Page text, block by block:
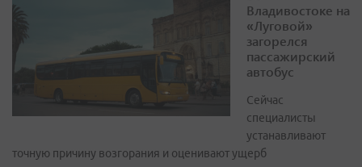
Владивостоке на
«Луговой»
загорелся
пассажирский
автобус
Сейчас
специалисты
устанавливают
точную причину возгорания и оценивают ущерб